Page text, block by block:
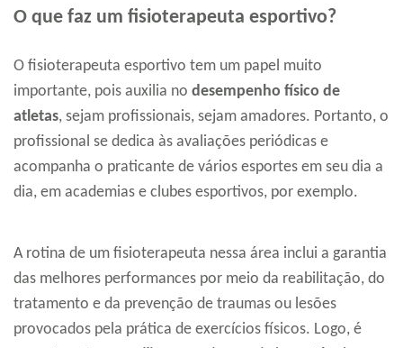
O que faz um fisioterapeuta esportivo?
O fisioterapeuta esportivo tem um papel muito
importante, pois auxilia no desempenho físico de
atletas, sejam profissionais, sejam amadores. Portanto, o
profissional se dedica às avaliações periódicas e
acompanha o praticante de vários esportes em seu dia a
dia, em academias e clubes esportivos, por exemplo.
A rotina de um fisioterapeuta nessa área inclui a garantia
das melhores performances por meio da reabilitação, do
tratamento e da prevenção de traumas ou lesões
provocados pela prática de exercícios físicos. Logo, é